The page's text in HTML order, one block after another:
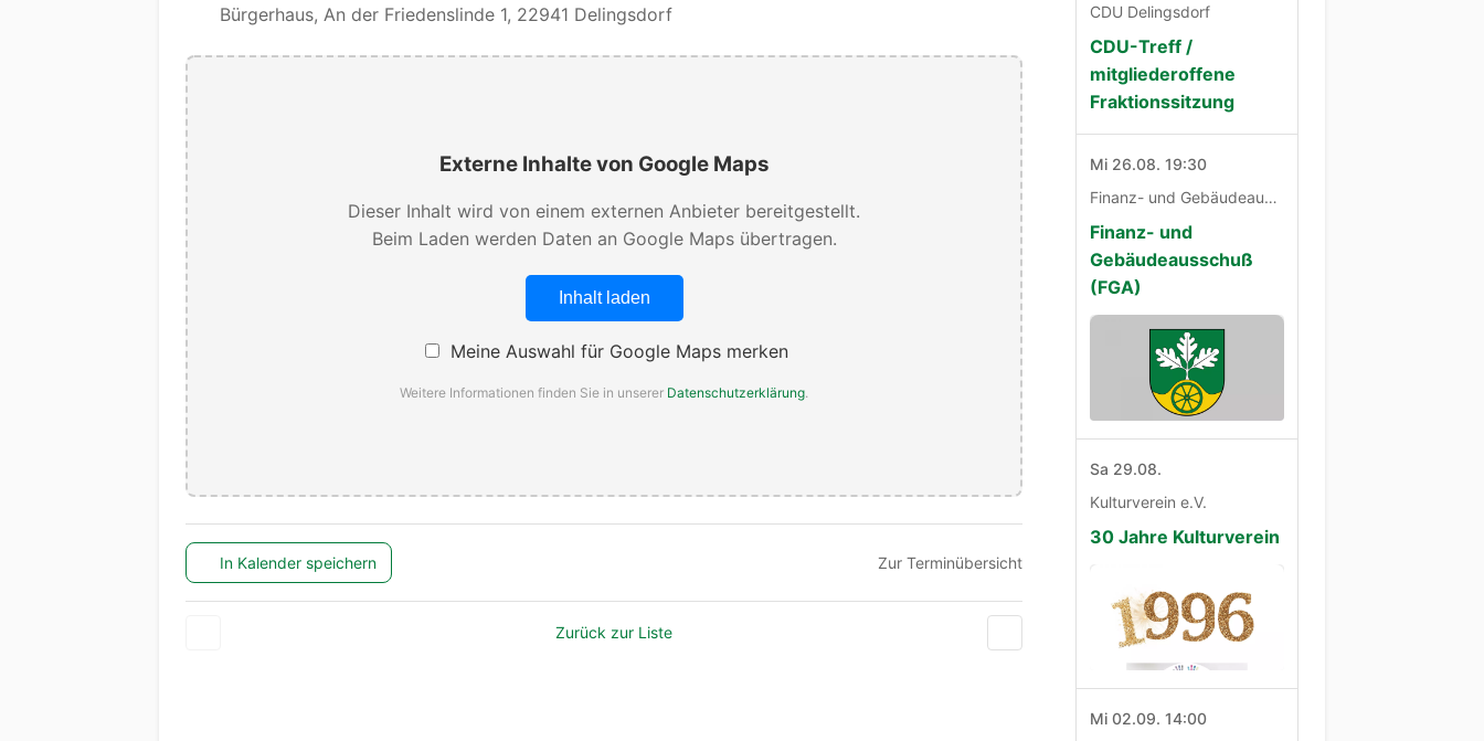
Bürgerhaus, An der Friedenslinde 1, 22941 Delingsdorf
Externe Inhalte von Google Maps
Dieser Inhalt wird von einem externen Anbieter bereitgestellt.
Beim Laden werden Daten an Google Maps übertragen.
Inhalt laden
Meine Auswahl für Google Maps merken
Weitere Informationen finden Sie in unserer Datenschutzerklärung.
In Kalender speichern Zur Terminübersicht
Zurück zur Liste
CDU Delingsdorf
CDU-Treff /
mitgliederoffene
Fraktionssitzung
Mi 26.08. 19:30
Finanz- und Gebäudeausschuß
Finanz- und
Gebäudeausschuß
(FGA)
Sa 29.08.
Kulturverein e.V.
30 Jahre Kulturverein
Mi 02.09. 14:00